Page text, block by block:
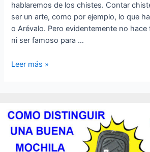
hablaremos de los chistes. Contar
ser un arte, como por ejemplo, lo que
o Arévalo. Pero evidentemente no hace
ni ser famoso para …
DEPORTE
HUMOR:
CONTAR
CHISTES
Leer más »